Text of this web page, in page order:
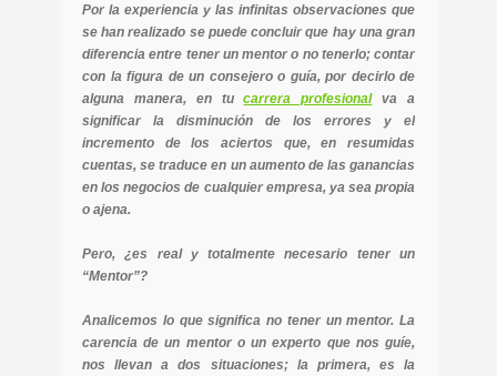
Por la experiencia y las infinitas observaciones que
se han realizado se puede concluir que hay una gran
diferencia entre tener un mentor o no tenerlo; contar
con la figura de un consejero o guía, por decirlo de
alguna manera, en tucarrera profesionalva a
significar la disminución de los errores y el
incremento de los aciertos que, en resumidas
cuentas, se traduce en un aumento de las ganancias
en los negocios de cualquier empresa, ya sea propia
o ajena.
Pero, ¿es real y totalmente necesario tener un
“Mentor”?
Analicemos lo que significa no tener un mentor. La
carencia de un mentor o un experto que nos guíe,
nos llevan a dos situaciones; la primera, es la